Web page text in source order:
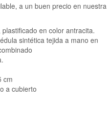
a un buen precio en nuestra
en color antracita.
sintética tejida a mano en
cm
a cubierto